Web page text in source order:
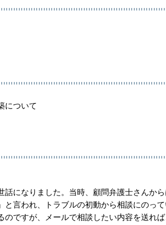
について
になりました。当時、顧問弁護士さんか
言われ、トラブルの初動から相談にのっ
ですが、メールで相談したい内容を送れ